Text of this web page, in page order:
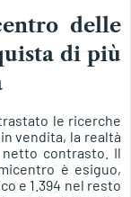
delle
di più
le ricerche
vendita, la realtà
contrasto. Il
è esiguo,
e 1.394 nel resto